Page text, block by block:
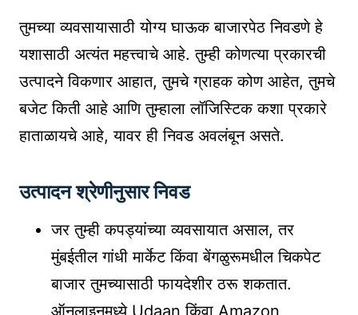
तुमच्या व्यवसायासाठी योग्य घाऊक बाजारपेठ निवडणे हे
यशासाठी अत्यंत महत्त्वाचे आहे. तुम्ही कोणत्या प्रकारची
उत्पादने विकणार आहात, तुमचे ग्राहक कोण आहेत, तुमचे
बजेट किती आहे आणि तुम्हाला लॉजिस्टिक कशा प्रकारे
हाताळायचे आहे, यावर ही निवड अवलंबून असते.
उत्पादन श्रेणीनुसार निवड
जर तुम्ही कपड्यांच्या व्यवसायात असाल, तर
मुंबईतील गांधी मार्केट किंवा बेंगळुरूमधील चिकपेट
बाजार तुमच्यासाठी फायदेशीर ठरू शकतात.
ऑनलाइनमध्ये Udaan किंवा Amazon